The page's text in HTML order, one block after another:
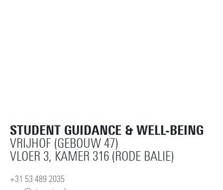
STUDENT GUIDANCE & WELL-BEING
VRIJHOF (GEBOUW 47)
VLOER 3, KAMER 316 (RODE BALIE)
+31 53 489 2035